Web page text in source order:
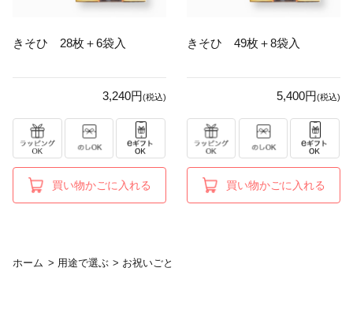
きそひ 28枚＋6袋入
3,240円(税込)
買い物かごに入れる
きそひ 49枚＋8袋入
5,400円(税込)
買い物かごに入れる
ホーム > 用途で選ぶ > お祝いごと